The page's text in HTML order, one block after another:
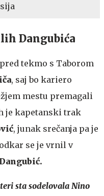
Dangubića
tekmo s Taborom
, saj bo kariero
mestu premagali
je kapetanski trak
, junak srečanja pa je
se je vrnil v
sta sodelovala Nino